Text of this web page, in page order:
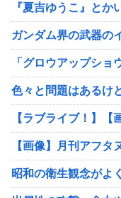
『夏吉ゆうこ』とか
ガンダム界の武器の
「グロウアップシ
色々と問題はあるけ
【ラブライブ！】
【画像】月刊アフ
昭和の衛生観念がよ